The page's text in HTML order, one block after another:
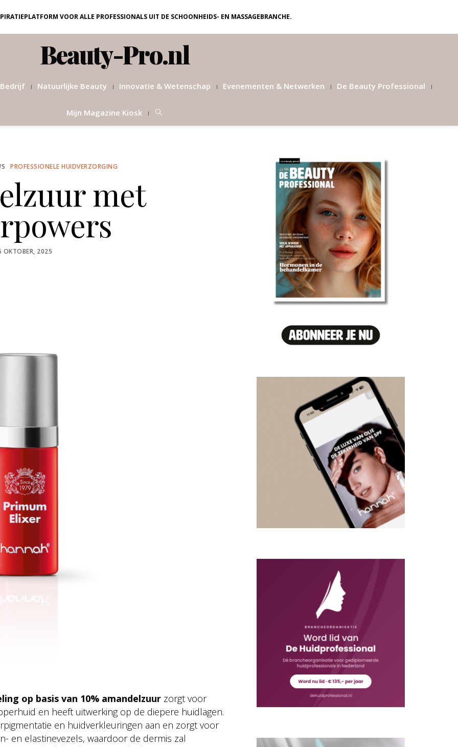
VOOR ALLE PROFESSIONALS UIT DE SCHOONHEIDS- EN MASSAGEBRANCHE.
Beauty-Pro.nl
Natuurlijke Beauty Innovatie & Wetenschap Evenementen & Netwerken De Beauty Professional
Mijn Magazine Kiosk
PROFESSIONELE HUIDVERZORGING
met
OKTOBER, 2025
op basis van 10% amandelzuur zorgt voor
en heeft uitwerking op de diepere huidlagen.
en huidverkleuringen aan en zorgt voor
en elastinevezels, waardoor de dermis zal